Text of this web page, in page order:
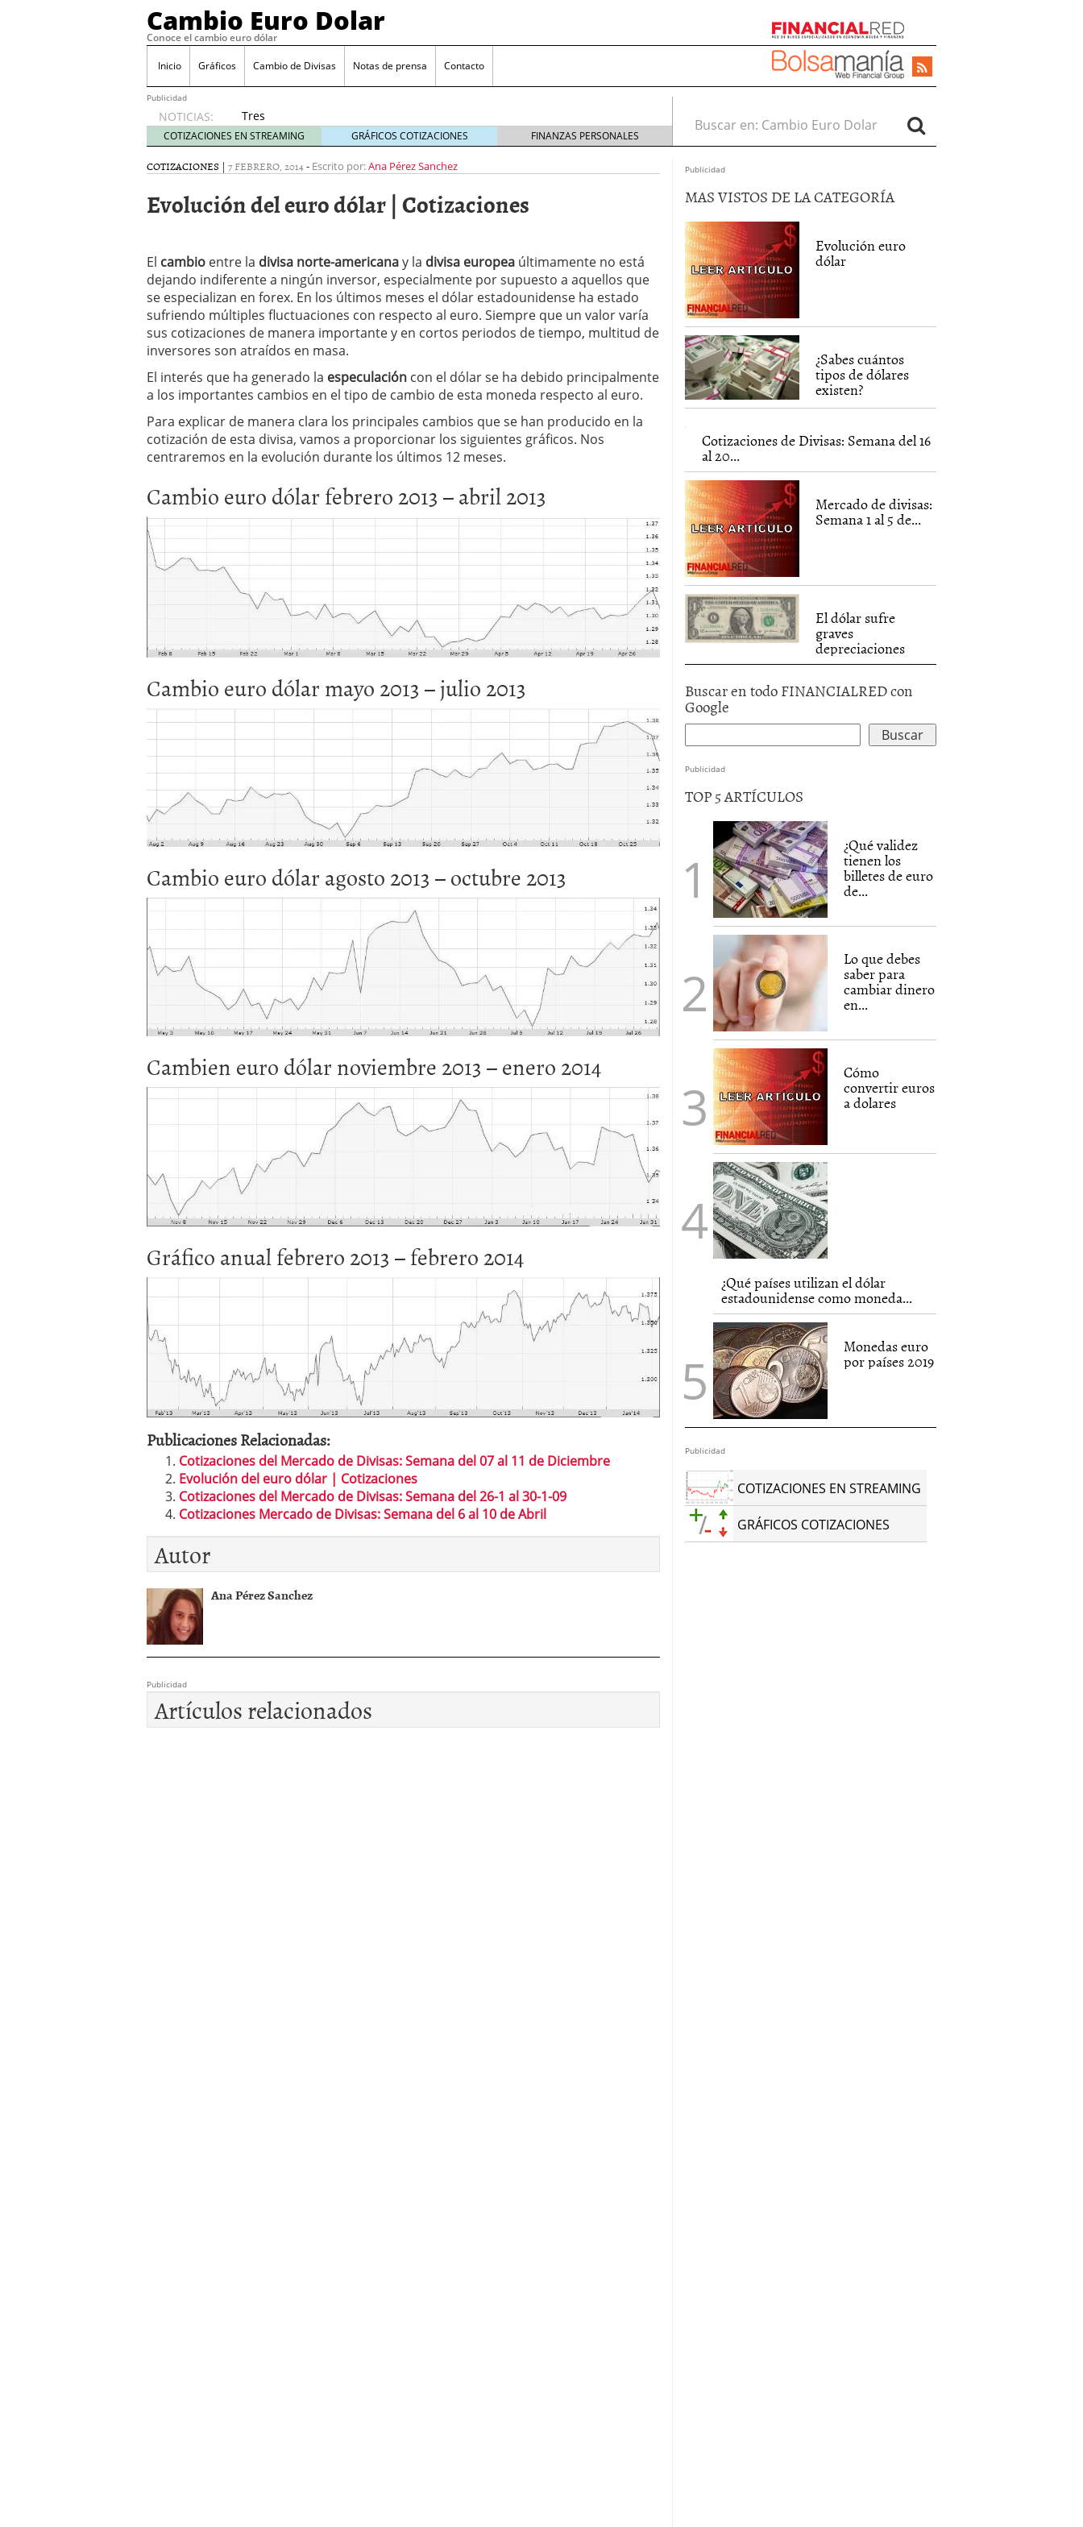
Cambio Euro Dolar
Conoce el cambio euro dólar
Inicio Gráficos Cambio de Divisas Notas de prensa Contacto
Publicidad
NOTICIAS:
Tres
escenarios
posibles
para el
según
las
y el BCE
26/01/2026
Informe de mercado: el euro se mantiene cerca de 1,174 USD tras rebote
del dólar 21/01/2026
Qué está moviendo hoy el cambio euro-dólar 17/01/2026
Contexto del dólar fuerte: próximos reportes de empleo de EE. UU. se
convierten en foco principal para el par EUR/USD
El dólar vive su mayor caída anual desde 2017 mientras analistas esperan
más debilidad en 2026 05/01/2026
COTIZACIONES EN STREAMING GRÁFICOS COTIZACIONES FINANZAS PERSONALES
Buscar en:
COTIZACIONES | 7 FEBRERO, 2014- Escrito por:Ana Pérez Sanchez
Evolución del euro dólar | Cotizaciones
El cambio entre la divisa norte-americanay la divisa europea últimamente no está
dejando indiferente a ningún inversor, especialmente por supuesto a aquellos que
se especializan en forex. En los últimos meses el dólar estadounidense ha estado
sufriendo múltiples fluctuaciones con respecto al euro. Siempre que un valor varía
sus cotizaciones de manera importante y en cortos periodos de tiempo, multitud de
inversores son atraídos en masa.
El interés que ha generado la especulación con el dólar se ha debido principalmente
a los importantes cambios en el tipo de cambio de esta moneda respecto al euro.
Para explicar de manera clara los principales cambios que se han producido en la
cotización de esta divisa, vamos a proporcionar los siguientes gráficos. Nos
centraremos en la evolución durante los últimos 12 meses.
Cambio euro dólar febrero 2013 – abril 2013
Cambio euro dólar mayo 2013 – julio 2013
Cambio euro dólar agosto 2013 – octubre 2013
Cambien euro dólar noviembre 2013 – enero 2014
Gráfico anual febrero 2013 – febrero 2014
Publicaciones Relacionadas:
Cotizaciones del Mercado de Divisas: Semana del 07 al 11 de Diciembre
Evolución del euro dólar | Cotizaciones
Cotizaciones del Mercado de Divisas: Semana del 26-1 al 30-1-09
Cotizaciones Mercado de Divisas: Semana del 6 al 10 de Abril
Autor
Ana Pérez Sanchez
Publicidad
Artículos relacionados
Publicidad
MAS VISTOS DE LA CATEGORÍA
Evolución euro
dólar
¿Sabes cuántos
tipos de dólares
existen?
Cotizaciones de Divisas: Semana del 16
al 20...
Mercado de divisas:
Semana 1 al 5 de...
El dólar sufre
graves
depreciaciones
Buscar en todo FINANCIALRED con
Google
Publicidad
TOP 5 ARTÍCULOS
¿Qué validez
tienen los
billetes de euro
de...
Lo que debes
saber para
cambiar dinero
en...
Cómo
convertir euros
a dolares
¿Qué países utilizan el dólar
estadounidense como moneda...
Monedas euro
por países 2019
Publicidad
COTIZACIONES EN STREAMING
GRÁFICOS COTIZACIONES